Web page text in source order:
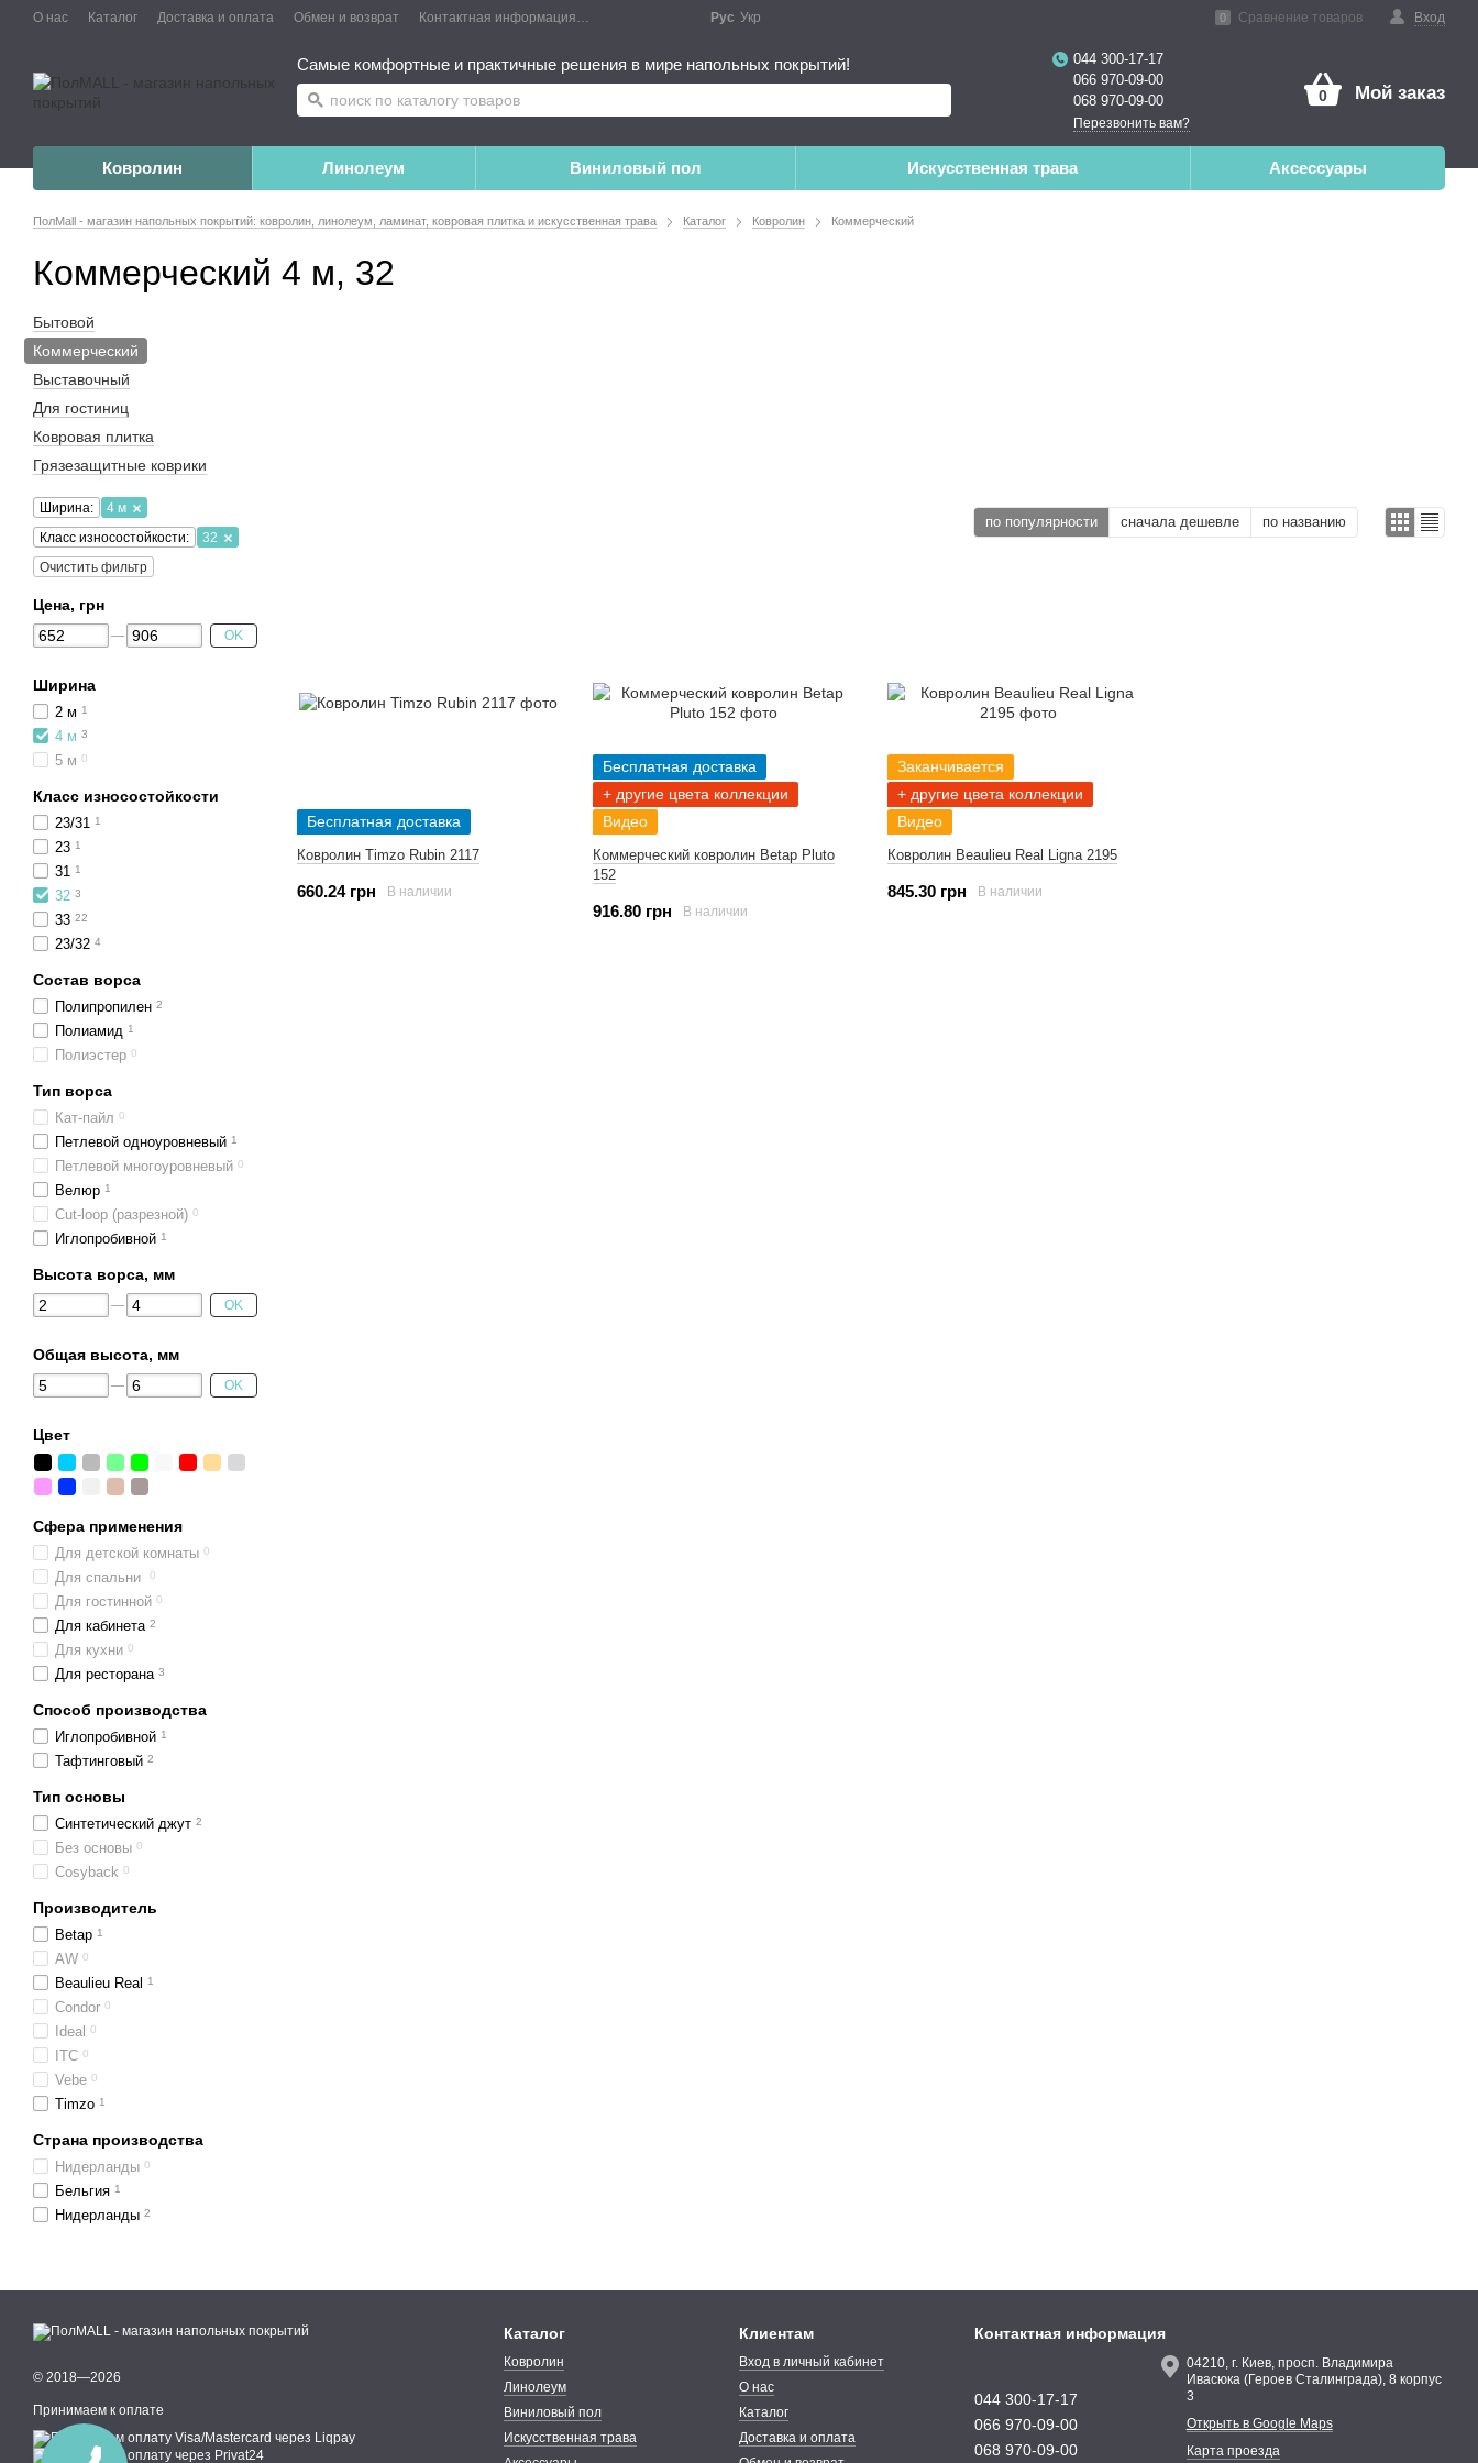
О нас Каталог Доставка и оплата Обмен и возврат Контактная информация Публичный договор Вход
0 Сравнение товаров
Рус Укр
Самые комфортные и практичные решения в мире напольных покрытий!
044 300-17-17
066 970-09-00
068 970-09-00
Перезвонить вам?
0 Мой заказ
Ковролин Линолеум Виниловый пол Искусственная трава Аксессуары
ПолMall - магазин напольных покрытий: ковролин, линолеум, ламинат, ковровая плитка и искусственная трава Каталог Ковролин Коммерческий
Коммерческий 4 м, 32
по популярности сначала дешевле по названию
Бесплатная доставка
Ковролин Timzo Rubin 2117
660.24 грн В наличии
Бесплатная доставка
+ другие цвета коллекции
Видео
Коммерческий ковролин Betap Pluto
152
916.80 грн В наличии
Заканчивается
+ другие цвета коллекции
Видео
Ковролин Beaulieu Real Ligna 2195
845.30 грн В наличии
Бытовой
Коммерческий
Выставочный
Для гостиниц
Ковровая плитка
Грязезащитные коврики
Ширина:
4 м
Класс износостойкости:
32
Очистить фильтр
Цена, грн
OK
Ширина
2 м 1
4 м 3
5 м 0
Класс износостойкости
23/31 1
23 1
31 1
32 3
33 22
23/32 4
Состав ворса
Полипропилен 2
Полиамид 1
Полиэстер 0
Тип ворса
Кат-пайл 0
Петлевой одноуровневый 1
Петлевой многоуровневый 0
Велюр 1
Cut-loop (разрезной) 0
Иглопробивной 1
Высота ворса, мм
OK
Общая высота, мм
OK
Цвет
Сфера применения
Для детской комнаты 0
Для спальни 0
Для гостинной 0
Для кабинета 2
Для кухни 0
Для ресторана 3
Способ производства
Иглопробивной 1
Тафтинговый 2
Тип основы
Синтетический джут 2
Без основы 0
Cosyback 0
Производитель
Betap 1
AW 0
Beaulieu Real 1
Condor 0
Ideal 0
ITC 0
Vebe 0
Timzo 1
Страна производства
Нидерланды 0
Бельгия 1
Нидерланды 2
© 2018—2026
Принимаем к оплате
Каталог
Ковролин
Линолеум
Виниловый пол
Искусственная трава
Клиентам
Вход в личный кабинет
О нас
Каталог
Доставка и оплата
Контактная информация
044 300-17-17
066 970-09-00
068 970-09-00
04210, г. Киев, просп. Владимира
Ивасюка (Героев Сталинграда), 8 корпус
3
Открыть в Google Maps
Карта проезда